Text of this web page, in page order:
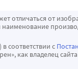
отличаться от
соответствии с
как владелец сайта